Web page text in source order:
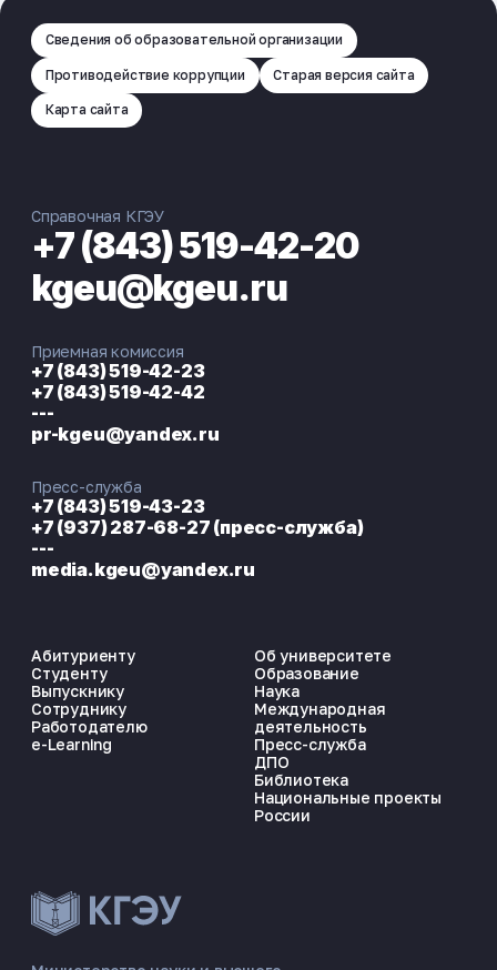
ЭНЕРГОКОД — ПОМОЩНИК КГЭУ
Сведения об образовательной организации
Противодействие коррупции Старая версия сайта
Карта сайта
Абитуриенту
Студенту
Выпускнику
Сотруднику
Работодателю
e-Learning
Об университете
Образование
Наука
Международная
деятельность
Пресс-служба
ДПО
Библиотека
Национальные проекты
России
Справочная КГЭУ
+7 (843) 519-42-20
kgeu@kgeu.ru
Приемная комиссия
+7 (843) 519-42-23
+7 (843) 519-42-42
---
pr-kgeu@yandex.ru
Пресс-служба
+7 (843) 519-43-23
+7 (937) 287-68-27 (пресс-служба)
---
media.kgeu@yandex.ru